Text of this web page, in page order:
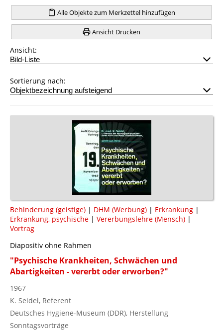
Alle Objekte zum Merkzettel hinzufügen
Ansicht Drucken
Ansicht:
Sortierung nach:
Behinderung (geistige) | DHM (Werbung) | Erkrankung |
Erkrankung, psychische | Vererbungslehre (Mensch) |
Vortrag
Diapositiv ohne Rahmen
"Psychische Krankheiten, Schwächen und
Abartigkeiten - vererbt oder erworben?"
1967
K. Seidel, Referent
Deutsches Hygiene-Museum (DDR), Herstellung
Sonntagsvorträge